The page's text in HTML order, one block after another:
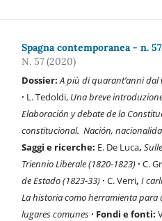
Spagna contemporanea - n.
N. 57 (2020)
Dossier:A più di quarant’anni
· L. Tedoldi, Una breve
Elaboración y debate de la
constitucional. Nación,
Saggi e ricerche: E. De Luca,
Triennio Liberale (1820-1823)·C.
de Estado (1823-33)·C. Verri,I
La historia como herramienta
lugares comunes· Fondi e fonti: